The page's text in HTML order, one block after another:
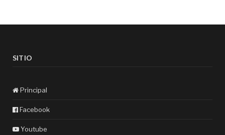
SITIO
Principal
Facebook
Youtube